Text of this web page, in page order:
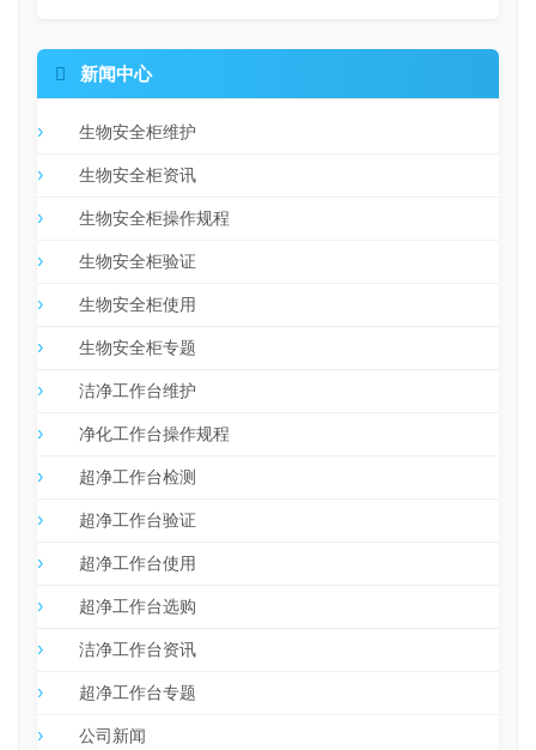
 新闻中心
生物安全柜维护
生物安全柜资讯
生物安全柜操作规程
生物安全柜验证
生物安全柜使用
生物安全柜专题
洁净工作台维护
净化工作台操作规程
超净工作台检测
超净工作台验证
超净工作台使用
超净工作台选购
洁净工作台资讯
超净工作台专题
公司新闻